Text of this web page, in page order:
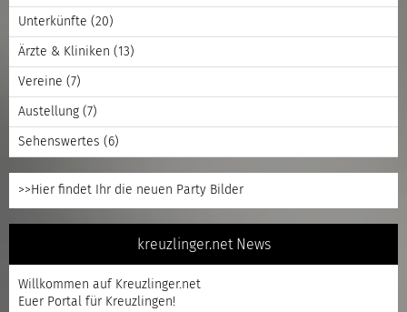
Unterkünfte (20)
Ärzte & Kliniken (13)
Vereine (7)
Austellung (7)
Sehenswertes (6)
>>Hier findet Ihr die neuen Party Bilder
kreuzlinger.net News
Willkommen auf Kreuzlinger.net
Euer Portal für Kreuzlingen!